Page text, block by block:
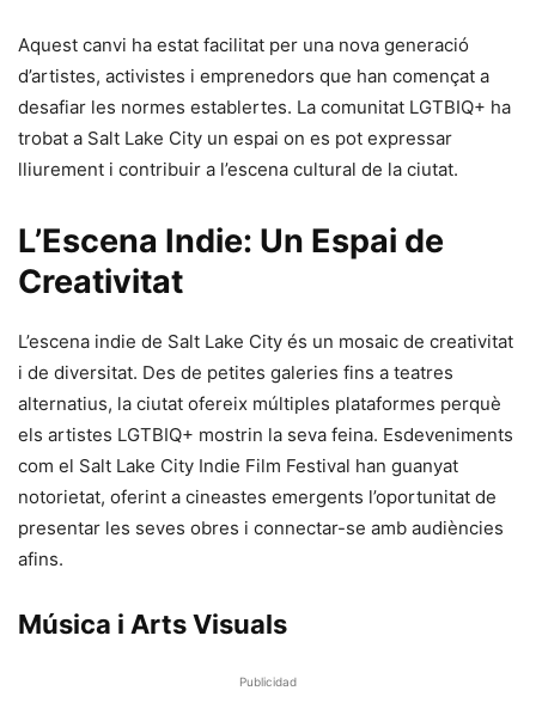
Aquest canvi ha estat facilitat per una nova generació
d’artistes, activistes i emprenedors que han començat a
desafiar les normes establertes. La comunitat LGTBIQ+ ha
trobat a Salt Lake City un espai on es pot expressar
lliurement i contribuir a l’escena cultural de la ciutat.
L’Escena Indie: Un Espai de
Creativitat
L’escena indie de Salt Lake City és un mosaic de creativitat
i de diversitat. Des de petites galeries fins a teatres
alternatius, la ciutat ofereix múltiples plataformes perquè
els artistes LGTBIQ+ mostrin la seva feina. Esdeveniments
com el Salt Lake City Indie Film Festival han guanyat
notorietat, oferint a cineastes emergents l’oportunitat de
presentar les seves obres i connectar-se amb audiències
afins.
Música i Arts Visuals
Publicidad